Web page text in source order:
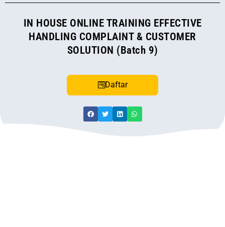
IN HOUSE ONLINE TRAINING EFFECTIVE
HANDLING COMPLAINT & CUSTOMER
SOLUTION (Batch 9)
Daftar